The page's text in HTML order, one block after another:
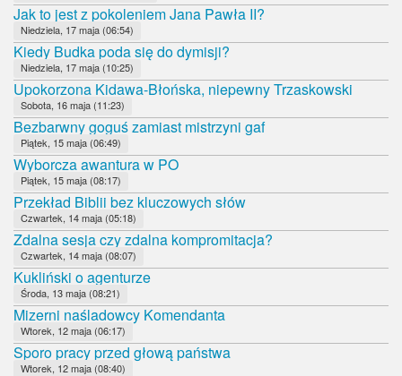
Jak to jest z pokoleniem Jana Pawła II?
Niedziela, 17 maja (06:54)
Kiedy Budka poda się do dymisji?
Niedziela, 17 maja (10:25)
Upokorzona Kidawa-Błońska, niepewny Trzaskowski
Sobota, 16 maja (11:23)
Bezbarwny goguś zamiast mistrzyni gaf
Piątek, 15 maja (06:49)
Wyborcza awantura w PO
Piątek, 15 maja (08:17)
Przekład Biblii bez kluczowych słów
Czwartek, 14 maja (05:18)
Zdalna sesja czy zdalna kompromitacja?
Czwartek, 14 maja (08:07)
Kukliński o agenturze
Środa, 13 maja (08:21)
Mizerni naśladowcy Komendanta
Wtorek, 12 maja (06:17)
Sporo pracy przed głową państwa
Wtorek, 12 maja (08:40)